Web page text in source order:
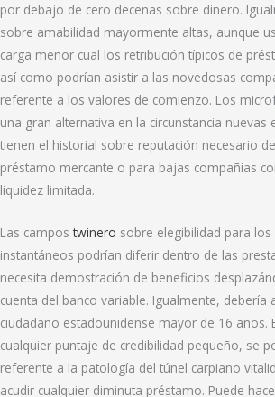
por debajo de cero decenas sobre dinero.
sobre amabilidad mayormente altas, aunque
carga menor cual los retribución tí­picos de
así­ como podrían asistir a las novedosas
referente a los valores de comienzo. Los
una gran alternativa en la circunstancia nuevas
tienen el historial sobre reputación necesario
préstamo mercante o para bajas compañias
liquidez limitada.
Las campostwinero sobre elegibilidad para
instantáneos podrían diferir dentro de las
necesita demostración de beneficios
cuenta del banco variable. Igualmente, debería
ciudadano estadounidense mayor de 16 años.
cualquier puntaje de credibilidad pequeño, se
referente a la patologí­a del túnel carpiano
acudir cualquier diminuta préstamo. Puede